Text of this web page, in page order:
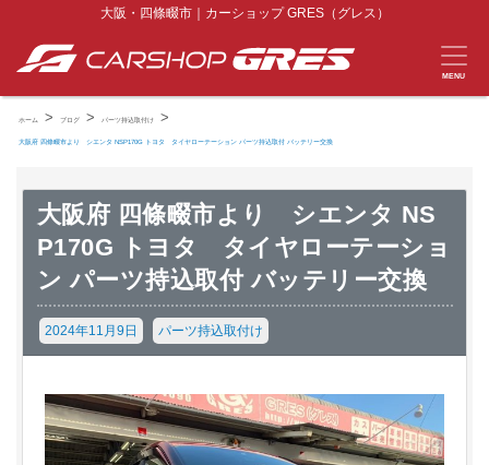
大阪・四條畷市｜カーショップ GRES（グレス）
MENU
ホーム > ブログ > パーツ持込取付け >
大阪府 四條畷市より シエンタ NSP170G トヨタ タイヤローテーション パーツ持込取付 バッテリー交換
大阪府 四條畷市より シエンタ NS
P170G トヨタ タイヤローテーショ
ン パーツ持込取付 バッテリー交換
2024年11月9日 パーツ持込取付け